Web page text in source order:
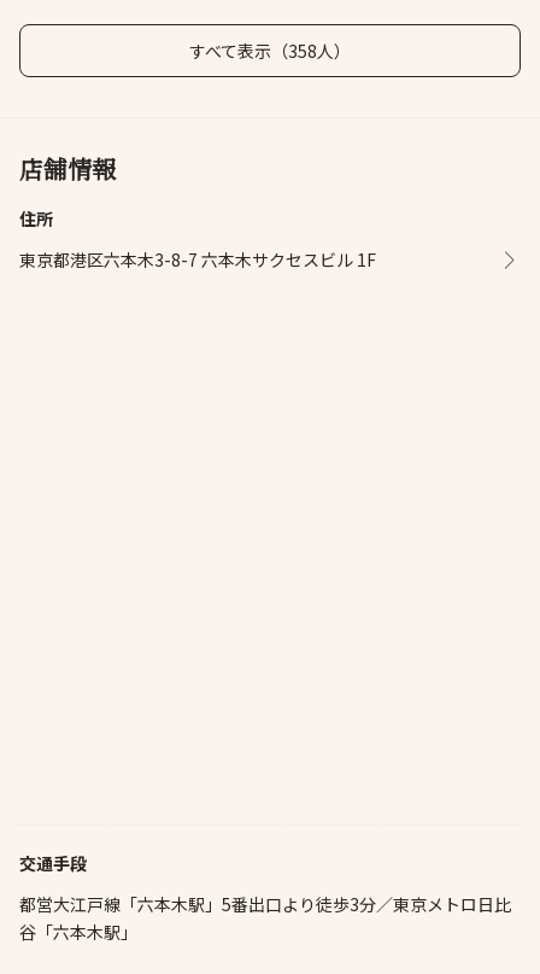
すべて表示（358人）
店舗情報
住所
東京都港区六本木3-8-7 六本木サクセスビル 1F
交通手段
都営大江戸線「六本木駅」5番出口より徒歩3分／東京メトロ日比
谷「六本木駅」